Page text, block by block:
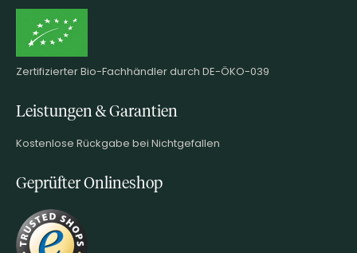
Zertifizierter Bio-Fachhändler durch DE-ÖKO-039
Leistungen & Garantien
Kostenlose Rückgabe bei Nichtgefallen
Geprüfter Onlineshop